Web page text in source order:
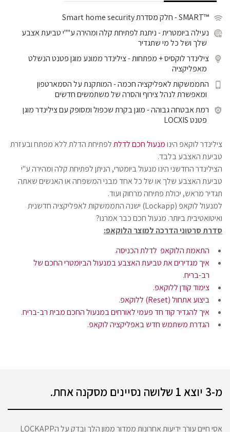
™SMART
- חלק מסדרת Smart home security
נעילה ביומטרית- ניתנת לפתיחת קלה ומהירה ע""י טביעת אצבע
שלך ושל כל מי שתגדיר
צילינדר לוקסיס + מפתחות- צילינדר ממונע מוגן פטנט הנשלט
מאפליקציה
התממשקות לאפליקציה חכמה- המותקנת על הסמארטפון
ומאפשרת לנהל צירוף והסרה של משתמשים חדשים
רמת אבטחה גבוהה- מוגן בקרת שכפול ומסופק עם צילינדר מוגן
פטנט LOCXIS
צילינדר לוקאפ הינומנעול חכם לדלתלפתיחת הדלת ללא מפתח ובעזרת
טביעת האצבע בלבד.
הצילינדר החדשני הינו מנעול ביומטרי, הניתן לפתיחת קלה ומהירה ע"י
טביעת האצבע שלך או של כל אחד מבני המשפחה או האנשים שאתה
תגדיר מראש, יכולת פתיחה מרחוק ועוד.
למנעול לוקאפ (Lockapp) ישנה התממשקות לאפליקציה חדשנית
ואיטואטיבית ביותר. מנעול חכם כבר אמרנו?
סדרת סרטוני הדרכה למוצר הלוקאפ:
התאמת הלוקאפ לדלת הכניסה.
איך מגדירים את טביעת האצבע במנעול הביומטרי החכם של
רב-בריח.
צימוד קודן ללוקאפ.
ביצוע אתחול (Reset) ללוקאפ
.
איך להגדיר קוד חד פעמי לאורחים במנעול החכם מבית רב-בריח.
הגדרת משתמש חדש באפליקציה לוקאפ.
מ-3 יוצא 1 שלושה נסיינים מסקנה אחת.
אסי חיים עורך ידיעות אחרונות ממדור ממון הלך ובדק על הLOCKAPP